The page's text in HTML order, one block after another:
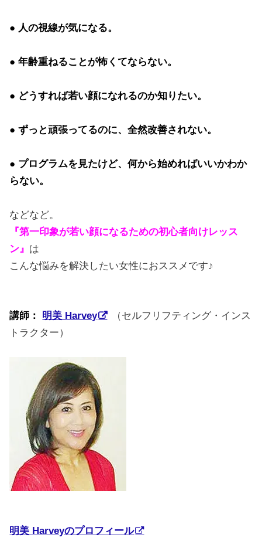
● 人の視線が気になる。
● 年齢重ねることが怖くてならない。
● どうすれば若い顔になれるのか知りたい。
● ずっと頑張ってるのに、全然改善されない。
● プログラムを見たけど、何から始めればいいかわか
らない。
などなど。
『第一印象が若い顔になるための初心者向けレッス
ン』 は
こんな悩みを解決したい女性におススメです♪
講師： 明美 Harvey
（セルフリフティング・インス
トラクター）
明美 Harveyのプロフィール